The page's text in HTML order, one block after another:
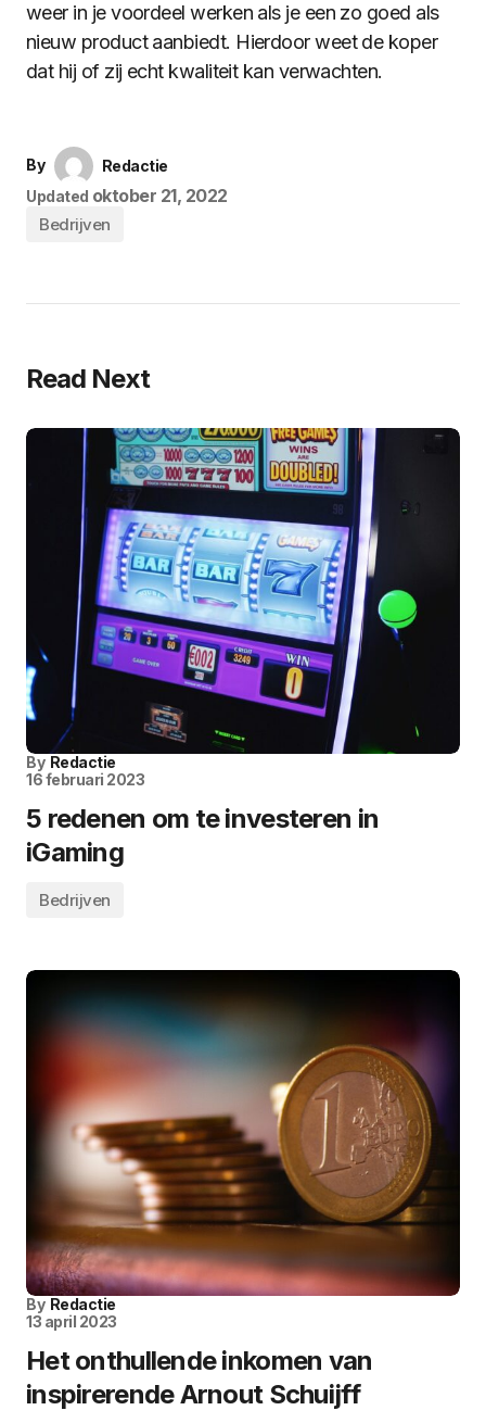
weer in je voordeel werken als je een zo goed als
nieuw product aanbiedt. Hierdoor weet de koper
dat hij of zij echt kwaliteit kan verwachten.
By
Redactie
Updated oktober 21, 2022
Bedrijven
Read Next
By Redactie
16 februari 2023
5 redenen om te investeren in
iGaming
Bedrijven
By Redactie
13 april 2023
Het onthullende inkomen van
inspirerende Arnout Schuijff